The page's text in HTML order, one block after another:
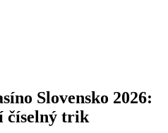
Slovensko 2026:
číselný trik